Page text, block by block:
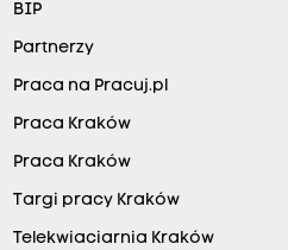
BIP
Partnerzy
Praca na Pracuj.pl
Praca Kraków
Praca Kraków
Targi pracy Kraków
Telekwiaciarnia Kraków